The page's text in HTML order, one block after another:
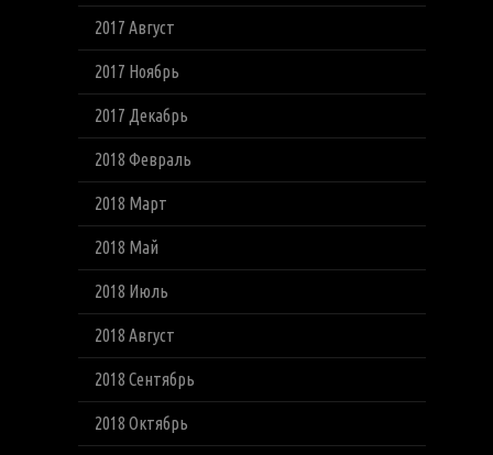
2017 Август
2017 Ноябрь
2017 Декабрь
2018 Февраль
2018 Март
2018 Май
2018 Июль
2018 Август
2018 Сентябрь
2018 Октябрь